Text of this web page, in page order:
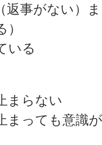
返事がない）
いる
まらない
まっても意識